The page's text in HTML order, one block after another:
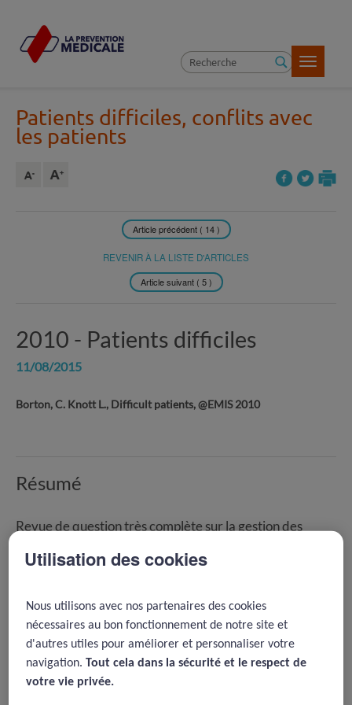
Toggle
Patients difficiles, conflits avec
les patients
Article précédent ( 14 )
REVENIR À LA LISTE D'ARTICLES
Article suivant ( 5 )
2010 - Patients difficiles
11/08/2015
Borton, C. Knott L., Difficult patients, @EMIS 2010
Résumé
Revue de question très complète sur la gestion des
s’appellent ‘heartsink’ ; tout est fait dans la construction
pas une catégorie à part qui relèverait du pathologique,
mais sont la production d’une CONSULTATION
DIFFICILE résultant d’une interaction non maîtrisée
entre trois pôles : le médecin, le système de santé et le
patient lui même.
Utilisation des cookies
Nous utilisons avec nos partenaires des cookies
nécessaires au bon fonctionnement de notre site et
d'autres utiles pour améliorer et personnaliser votre
navigation.Tout cela dans la sécurité et le respect de
votre vie privée.​